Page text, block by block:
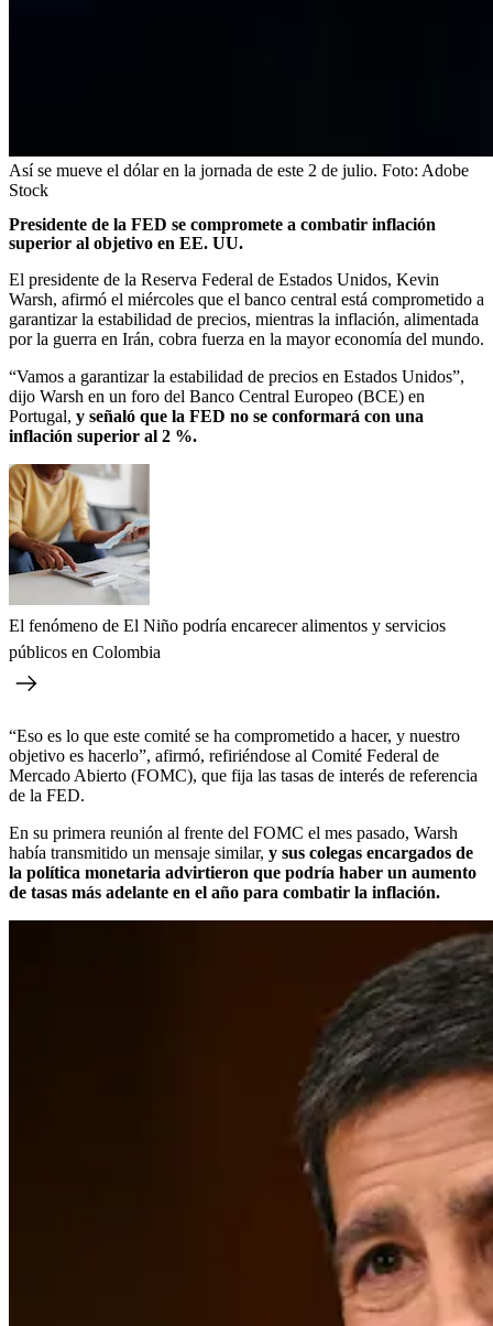
Así se mueve el dólar en la jornada de este 2 de julio. Foto: Adobe
Stock
Presidente de la FED se compromete a combatir inflación
superior al objetivo en EE. UU.
El presidente de la Reserva Federal de Estados Unidos, Kevin
Warsh, afirmó el miércoles que el banco central está comprometido a
garantizar la estabilidad de precios, mientras la inflación, alimentada
por la guerra en Irán, cobra fuerza en la mayor economía del mundo.
“Vamos a garantizar la estabilidad de precios en Estados Unidos”,
dijo Warsh en un foro del Banco Central Europeo (BCE) en
Portugal, y señaló que la FED no se conformará con una
inflación superior al 2 %.
El fenómeno de El Niño podría encarecer alimentos y servicios
públicos en Colombia
“Eso es lo que este comité se ha comprometido a hacer, y nuestro
objetivo es hacerlo”, afirmó, refiriéndose al Comité Federal de
Mercado Abierto (FOMC), que fija las tasas de interés de referencia
de la FED.
En su primera reunión al frente del FOMC el mes pasado, Warsh
había transmitido un mensaje similar, y sus colegas encargados de
la política monetaria advirtieron que podría haber un aumento
de tasas más adelante en el año para combatir la inflación.